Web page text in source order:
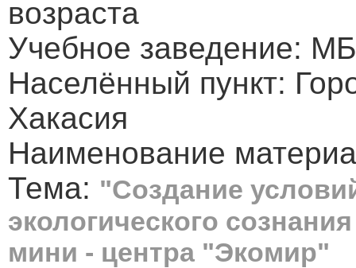
возраста
Учебное заведение:
Населённый пункт:
Хакасия
Наименование
Тема: "Создание
экологического
мини - центра "Экомир"